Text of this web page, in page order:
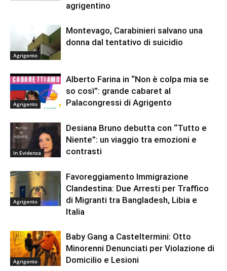
agrigentino
Agrigento
Montevago, Carabinieri salvano una
donna dal tentativo di suicidio
Agrigento
Alberto Farina in “Non è colpa mia se
so così”: grande cabaret al
Palacongressi di Agrigento
In Evidenza
Desiana Bruno debutta con “Tutto e
Niente”: un viaggio tra emozioni e
contrasti
Agrigento
Favoreggiamento Immigrazione
Clandestina: Due Arresti per Traffico
di Migranti tra Bangladesh, Libia e
Italia
Agrigento
Baby Gang a Casteltermini: Otto
Minorenni Denunciati per Violazione di
Domicilio e Lesioni